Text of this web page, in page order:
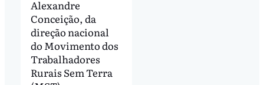
Alexandre
Conceição, da
direção nacional
do Movimento dos
Trabalhadores
Rurais Sem Terra